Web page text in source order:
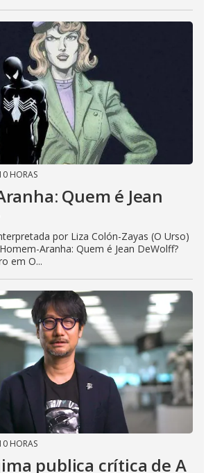
HORAS
Quem é Jean
por Liza Colón-Zayas (O Urso)
Aranha: Quem é Jean DeWolff?
em O...
HORAS
publica crítica de A